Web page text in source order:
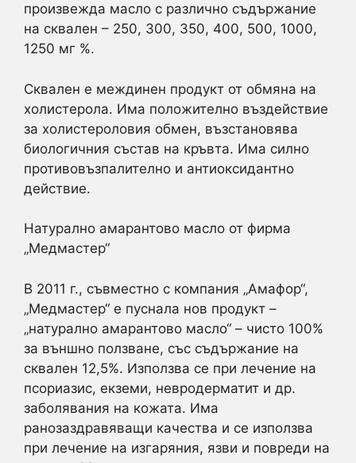
произвежда масло с различно съдържание
на сквален – 250, 300, 350, 400, 500, 1000,
1250 мг %.
Сквален е междинен продукт от обмяна на
холистерола. Има положително въздействие
за холистероловия обмен, възстановява
биологичния състав на кръвта. Има силно
противовъзпалително и антиоксидантно
действие.
Натурално амарантово масло от фирма
„Медмастер“
В 2011 г., съвместно с компания „Амафор“,
„Медмастер“ е пуснала нов продукт –
„натурално амарантово масло“ – чисто 100%
за външно ползване, със съдържание на
сквален 12,5%. Използва се при лечение на
псориазис, екземи, невродерматит и др.
заболявания на кожата. Има
ранозаздравяващи качества и се използва
при лечение на изгаряния, язви и повреди на